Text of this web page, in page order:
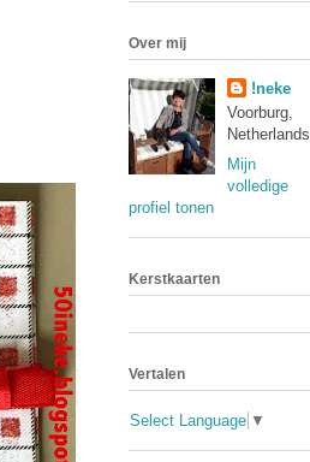
Over mij
!neke
Voorburg,
Netherlands
Mijn
volledige
profiel tonen
Kerstkaarten
Vertalen
Select Language ▼